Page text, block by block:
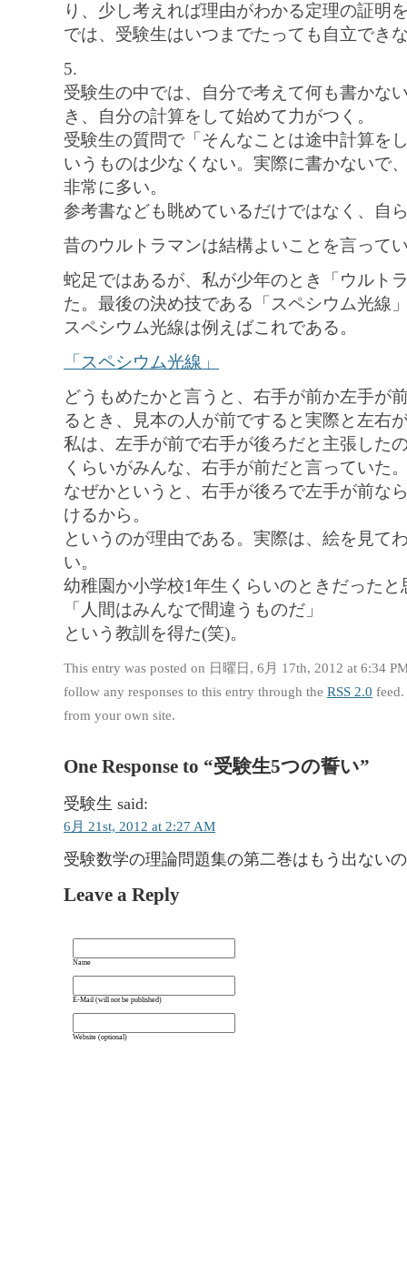
り、少し考えれば理由がわかる定理の証明
では、受験生はいつまでたっても自立でき
5.
受験生の中では、自分で考えて何も書かな
き、自分の計算をして始めて力がつく。
受験生の質問で「そんなことは途中計算を
いうものは少なくない。実際に書かないで
非常に多い。
参考書なども眺めているだけではなく、自
昔のウルトラマンは結構よいことを言って
蛇足ではあるが、私が少年のとき「ウルト
た。最後の決め技である「スペシウム光線
スペシウム光線は例えばこれである。
「スペシウム光線」
どうもめたかと言うと、右手が前か左手が
るとき、見本の人が前ですると実際と左右
私は、左手が前で右手が後ろだと主張した
くらいがみんな、右手が前だと言っていた
なぜかというと、右手が後ろで左手が前な
けるから。
というのが理由である。実際は、絵を見て
い。
幼稚園か小学校1年生くらいのときだった
「人間はみんなで間違うものだ」
という教訓を得た(笑)。
This entry was posted on 日曜日, 6月 17th, 2012 at 6:34
follow any responses to this entry through the RSS 2.0
from your own site.
One Response to “受験生5つの誓い”
受験生 said:
6月 21st, 2012 at 2:27 AM
受験数学の理論問題集の第二巻はもう出ない
Leave a Reply
Name
E-Mail (will not be published)
Website (optional)